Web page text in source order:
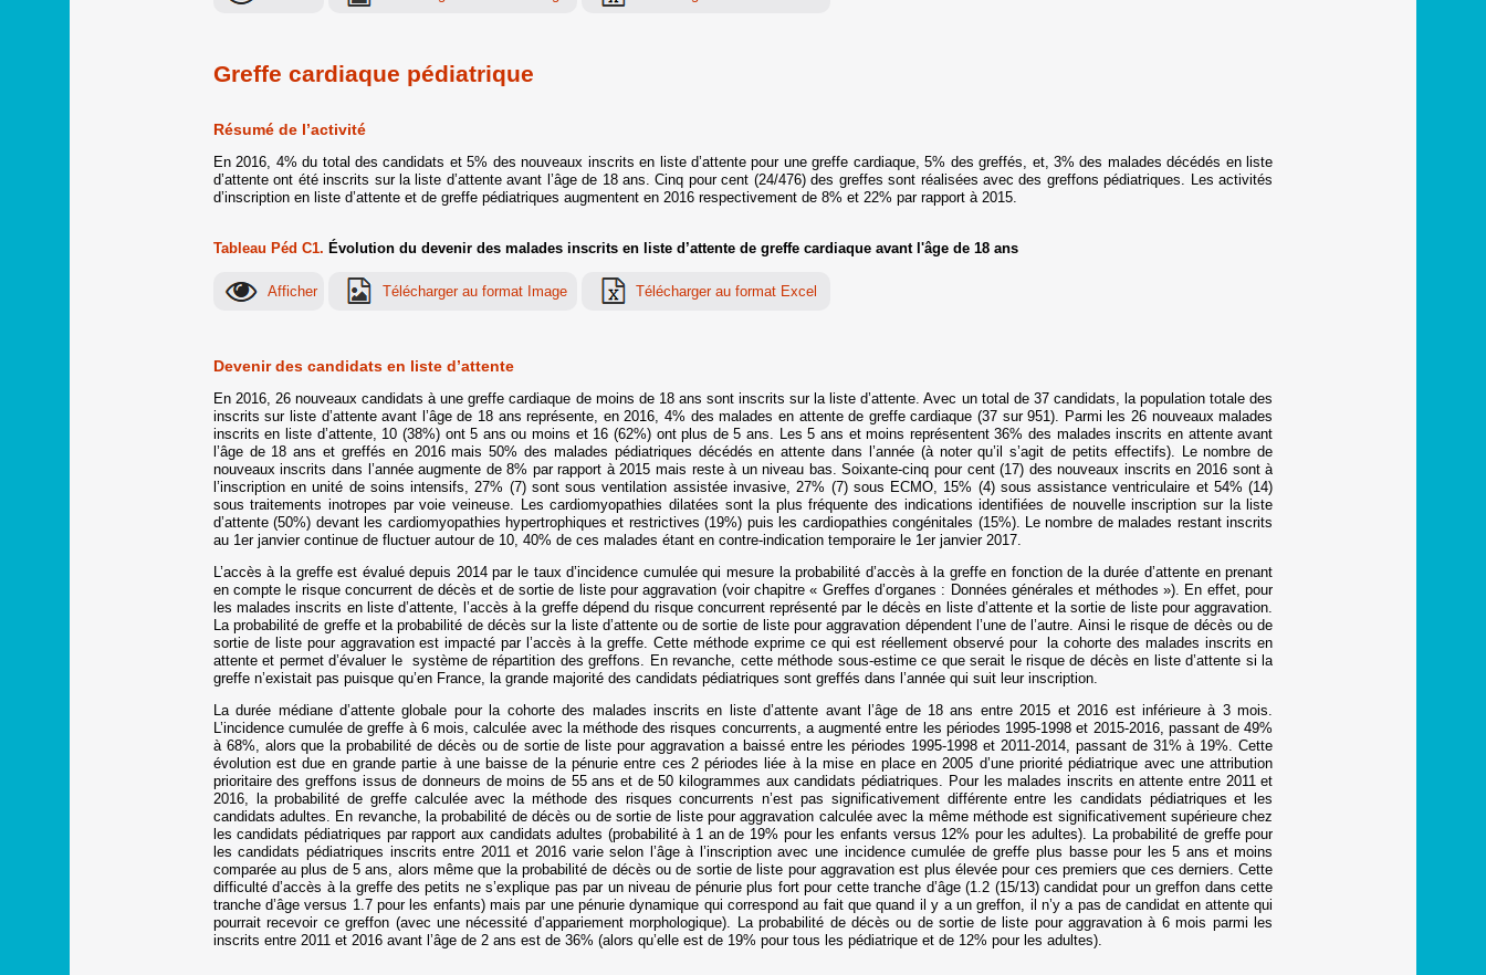
Greffe cardiaque pédiatrique
Résumé de l’activité
En 2016, 4% du total des candidats et 5% des nouveaux inscrits en liste d’attente pour une greffe cardiaque, 5% des greffés, et, 3% des malades décédés en liste
d’attente ont été inscrits sur la liste d’attente avant l’âge de 18 ans. Cinq pour cent (24/476) des greffes sont réalisées avec des greffons pédiatriques. Les activités
d’inscription en liste d’attente et de greffe pédiatriques augmentent en 2016 respectivement de 8% et 22% par rapport à 2015.
Tableau Péd C1. Évolution du devenir des malades inscrits en liste d’attente de greffe cardiaque avant l'âge de 18 ans
Devenir des candidats en liste d’attente
En 2016, 26 nouveaux candidats à une greffe cardiaque de moins de 18 ans sont inscrits sur la liste d’attente. Avec un total de 37 candidats, la population totale des
inscrits sur liste d’attente avant l’âge de 18 ans représente, en 2016, 4% des malades en attente de greffe cardiaque (37 sur 951). Parmi les 26 nouveaux malades
inscrits en liste d’attente, 10 (38%) ont 5 ans ou moins et 16 (62%) ont plus de 5 ans. Les 5 ans et moins représentent 36% des malades inscrits en attente avant
l’âge de 18 ans et greffés en 2016 mais 50% des malades pédiatriques décédés en attente dans l’année (à noter qu’il s’agit de petits effectifs). Le nombre de
nouveaux inscrits dans l’année augmente de 8% par rapport à 2015 mais reste à un niveau bas. Soixante-cinq pour cent (17) des nouveaux inscrits en 2016 sont à
l’inscription en unité de soins intensifs, 27% (7) sont sous ventilation assistée invasive, 27% (7) sous ECMO, 15% (4) sous assistance ventriculaire et 54% (14)
sous traitements inotropes par voie veineuse. Les cardiomyopathies dilatées sont la plus fréquente des indications identifiées de nouvelle inscription sur la liste
d’attente (50%) devant les cardiomyopathies hypertrophiques et restrictives (19%) puis les cardiopathies congénitales (15%). Le nombre de malades restant inscrits
au 1er janvier continue de fluctuer autour de 10, 40% de ces malades étant en contre-indication temporaire le 1er janvier 2017.
L’accès à la greffe est évalué depuis 2014 par le taux d’incidence cumulée qui mesure la probabilité d’accès à la greffe en fonction de la durée d’attente en prenant
en compte le risque concurrent de décès et de sortie de liste pour aggravation (voir chapitre « Greffes d’organes : Données générales et méthodes »). En effet, pour
les malades inscrits en liste d’attente, l’accès à la greffe dépend du risque concurrent représenté par le décès en liste d’attente et la sortie de liste pour aggravation.
La probabilité de greffe et la probabilité de décès sur la liste d’attente ou de sortie de liste pour aggravation dépendent l’une de l’autre. Ainsi le risque de décès ou de
sortie de liste pour aggravation est impacté par l’accès à la greffe. Cette méthode exprime ce qui est réellement observé pour la cohorte des malades inscrits en
attente et permet d’évaluer le système de répartition des greffons. En revanche, cette méthode sous-estime ce que serait le risque de décès en liste d’attente si la
greffe n’existait pas puisque qu’en France, la grande majorité des candidats pédiatriques sont greffés dans l’année qui suit leur inscription.
La durée médiane d’attente globale pour la cohorte des malades inscrits en liste d’attente avant l’âge de 18 ans entre 2015 et 2016 est inférieure à 3 mois.
L’incidence cumulée de greffe à 6 mois, calculée avec la méthode des risques concurrents, a augmenté entre les périodes 1995-1998 et 2015-2016, passant de 49%
à 68%, alors que la probabilité de décès ou de sortie de liste pour aggravation a baissé entre les périodes 1995-1998 et 2011-2014, passant de 31% à 19%. Cette
évolution est due en grande partie à une baisse de la pénurie entre ces 2 périodes liée à la mise en place en 2005 d’une priorité pédiatrique avec une attribution
prioritaire des greffons issus de donneurs de moins de 55 ans et de 50 kilogrammes aux candidats pédiatriques. Pour les malades inscrits en attente entre 2011 et
2016, la probabilité de greffe calculée avec la méthode des risques concurrents n’est pas significativement différente entre les candidats pédiatriques et les
candidats adultes. En revanche, la probabilité de décès ou de sortie de liste pour aggravation calculée avec la même méthode est significativement supérieure chez
les candidats pédiatriques par rapport aux candidats adultes (probabilité à 1 an de 19% pour les enfants versus 12% pour les adultes). La probabilité de greffe pour
les candidats pédiatriques inscrits entre 2011 et 2016 varie selon l’âge à l’inscription avec une incidence cumulée de greffe plus basse pour les 5 ans et moins
comparée au plus de 5 ans, alors même que la probabilité de décès ou de sortie de liste pour aggravation est plus élevée pour ces premiers que ces derniers. Cette
difficulté d’accès à la greffe des petits ne s’explique pas par un niveau de pénurie plus fort pour cette tranche d’âge (1.2 (15/13) candidat pour un greffon dans cette
tranche d’âge versus 1.7 pour les enfants) mais par une pénurie dynamique qui correspond au fait que quand il y a un greffon, il n’y a pas de candidat en attente qui
pourrait recevoir ce greffon (avec une nécessité d’appariement morphologique). La probabilité de décès ou de sortie de liste pour aggravation à 6 mois parmi les
inscrits entre 2011 et 2016 avant l’âge de 2 ans est de 36% (alors qu’elle est de 19% pour tous les pédiatrique et de 12% pour les adultes).